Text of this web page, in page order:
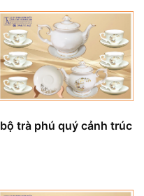
bộ trà phú quý cảnh trúc